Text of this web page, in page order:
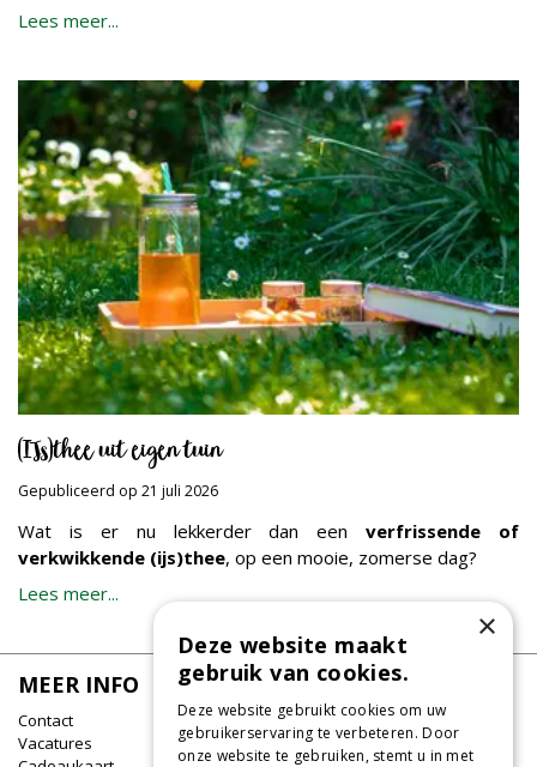
Lees meer...
(IJs)thee uit eigen tuin
Gepubliceerd op 21 juli 2026
Wat is er nu lekkerder dan eenverfrissende of
verkwikkende (ijs)thee, op een mooie, zomerse dag?
Lees meer...
MEER INFO
Contact
Vacatures
×
Deze website maakt
gebruik van cookies.
Deze website gebruikt cookies om uw
gebruikerservaring te verbeteren. Door
onze website te gebruiken, stemt u in met